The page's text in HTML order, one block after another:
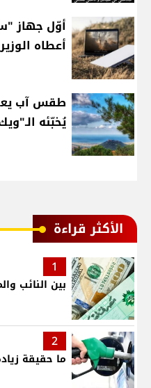
أوّل جهاز
أعطاه
طقس آب
يُخبّئه
الأكثر قراءة
1
بين النائب
2
ما حقيقة